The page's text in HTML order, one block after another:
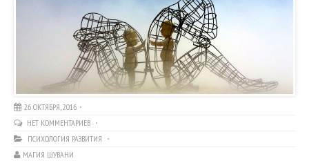
26 ОКТЯБРЯ, 2016
НЕТ КОММЕНТАРИЕВ
ПСИХОЛОГИЯ РАЗВИТИЯ
МАГИЯ ШУВАНИ